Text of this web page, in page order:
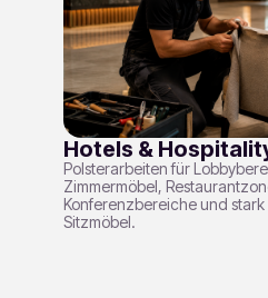
Hotels &
Polsterarbeiten für
Zimmermöbel,
Konferenzbereiche und
Sitzmöbel.